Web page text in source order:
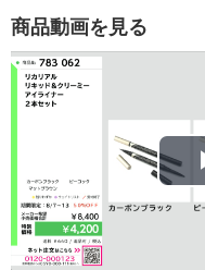
商品動画を見る